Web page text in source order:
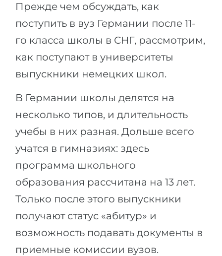
Прежде чем обсуждать, как
поступить в вуз Германии после 11-
го класса школы в СНГ, рассмотрим,
как поступают в университеты
выпускники немецких школ.
В Германии школы делятся на
несколько типов, и длительность
учебы в них разная. Дольше всего
учатся в гимназиях: здесь
программа школьного
образования рассчитана на 13 лет.
Только после этого выпускники
получают статус «абитур» и
возможность подавать документы в
приемные комиссии вузов.